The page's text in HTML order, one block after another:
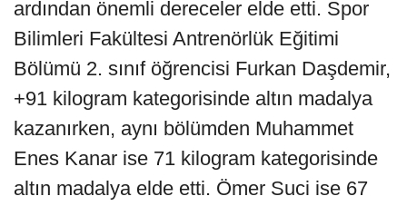
ardından önemli dereceler elde etti. Spor
Bilimleri Fakültesi Antrenörlük Eğitimi
Bölümü 2. sınıf öğrencisi Furkan Daşdemir,
+91 kilogram kategorisinde altın madalya
kazanırken, aynı bölümden Muhammet
Enes Kanar ise 71 kilogram kategorisinde
altın madalya elde etti. Ömer Suci ise 67